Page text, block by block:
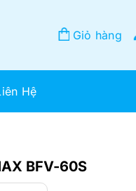
Giỏ hàng
Hệ
BFV-60S